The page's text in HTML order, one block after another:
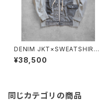
DENIM JKT×SWEATSHIRT
HOODIE/16202#3/デニムジャ
ケット×スエットフーディ
¥38,500
同じカテゴリの商品